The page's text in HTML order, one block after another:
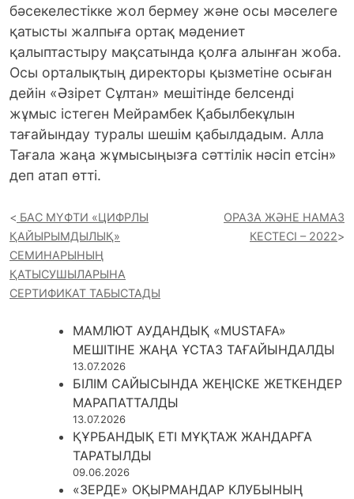
бәсекелестікке жол бермеу және осы мәселеге
қатысты жалпыға ортақ мәдениет
қалыптастыру мақсатында қолға алынған жоба.
Осы орталықтың директоры қызметіне осыған
дейін «Әзірет Сұлтан» мешітінде белсенді
жұмыс істеген Мейрамбек Қабылбекұлын
тағайындау туралы шешім қабылдадым. Алла
Тағала жаңа жұмысыңызға сәттілік нәсіп етсін»
деп атап өтті.
БАС МҮФТИ «ЦИФРЛЫ
ҚАЙЫРЫМДЫЛЫҚ»
СЕМИНАРЫНЫҢ
ҚАТЫСУШЫЛАРЫНА
СЕРТИФИКАТ ТАБЫСТАДЫ
ОРАЗА ЖӘНЕ НАМАЗ
КЕСТЕСІ – 2022
МАМЛЮТ АУДАНДЫҚ «MUSTAFA»
МЕШІТІНЕ ЖАҢА ҰСТАЗ ТАҒАЙЫНДАЛДЫ
13.07.2026
БІЛІМ САЙЫСЫНДА ЖЕҢІСКЕ ЖЕТКЕНДЕР
МАРАПАТТАЛДЫ
13.07.2026
ҚҰРБАНДЫҚ ЕТІ МҰҚТАЖ ЖАНДАРҒА
ТАРАТЫЛДЫ
09.06.2026
«ЗЕРДЕ» ОҚЫРМАНДАР КЛУБЫНЫҢ